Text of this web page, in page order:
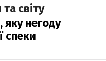
світу
яку негоду
спеки